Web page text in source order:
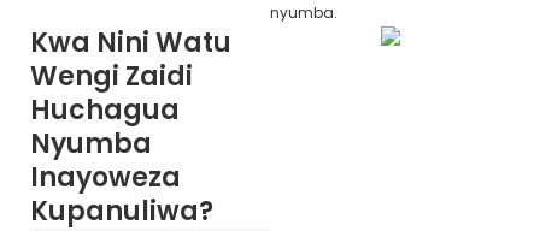
nyumba.
Kwa Nini Watu
Wengi Zaidi
Huchagua
Nyumba
Inayoweza
Kupanuliwa?